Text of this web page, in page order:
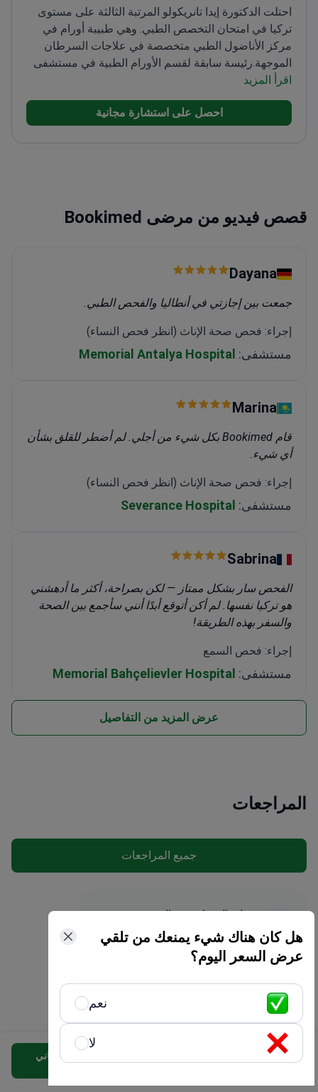
خزعة الغدة الدرقية
من ٨٠٠ US$
احصل على عرض مجاني
مخصص
احتلت الدكتورة إيدا تانريكولو المرتبة الثالثة على مستوى
تركيا في امتحان التخصص الطبي. وهي طبيبة أورام في
مركز الأناضول الطبي متخصصة في علاجات السرطان
الموجهة.رئيسة سابقة لقسم الأورام الطبية في مستشفى
حيدر باشا نوموني للتدريب والبحوث
الجينية لإيجاد أكثر العلاجات فعالية الموجهة بالخزعةأكملت
تدريباً متقدماً في رعاية مرضى السرطان في جامعة
الجمعية التركية لأمراض الدم لأبحاثها الطبية الحائزة على
اقرأ المزيد
احصل على استشارة مجانية
قصص فيديو من مرضى Bookimed
Dayana
جمعت بين إجازتي في أنطاليا والفحص الطبي.
إجراء: فحص صحة الإناث (انظر فحص النساء)
مستشفى: Memorial Antalya Hospital
Marina
قام Bookimed بكل شيء من أجلي. لم أضطر للقلق بشأن
أي شيء.
إجراء: فحص صحة الإناث (انظر فحص النساء)
مستشفى: Severance Hospital
Sabrina
الفحص سار بشكل ممتاز — لكن بصراحة، أكثر ما أدهشني
هو تركيا نفسها. لم أكن أتوقع أبدًا أنني سأجمع بين الصحة
والسفر بهذه الطريقة!
إجراء: فحص السمع
مستشفى: Memorial Bahçelievler Hospital
عرض المزيد من التفاصيل
المراجعات
جميع المراجعات
مجهول • الموجات فوق الصوتية
أرمينيا
مراجعة تم التحقق منها.
كل شيء سار على ما يرام !! كان الطبيب
ودودًا وجديرًا بالثقة.
حول خدمة Bookimed
نعم، أنا ممتن جدًا للجميع، وخاصة يوليا.
هل كان هناك شيء يمنعك من تلقي
عرض السعر اليوم؟
نعم
لا